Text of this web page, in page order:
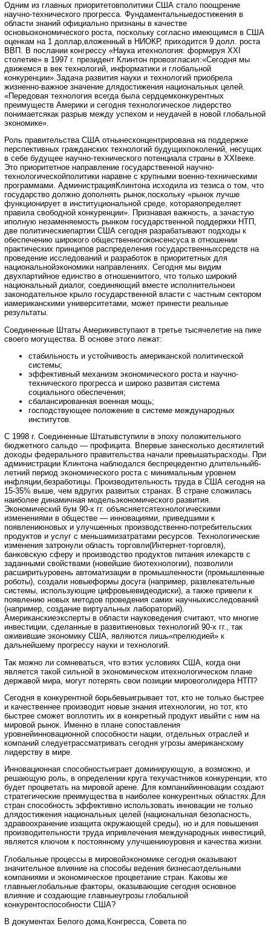
Одним из главных приоритетовполитики США стало поощрение
научно-технического прогресса. Фундаментальныедостижения в
области знаний официально признаны в качестве
основыэкономического роста, поскольку согласно имеющимся в США
оценкам на 1 доллар,вложенный в НИОКР, приходится 9 долл. роста
ВВП. В послании конгрессу «Наука итехнология: формируя ХХI
столетие» в 1997 г. президент Клинтон провозгласил:«Сегодня мы
движемся в век технологий, информатики и глобальной
конкуренции».Задача развития науки и технологий приобрела
жизненно-важное значение длядостижения национальных целей.
«Передовая технология всегда была сердцемконкурентных
преимуществ Америки и сегодня технологическое лидерство
понимаетсякак разрыв между успехом и неудачей в новой глобальной
экономике».
Роль правительства США отнынесконцентрирована на поддержке
перспективных гражданских технологий будущихпоколений, несущих
в себе будущее научно-технического потенциала страны в XXIвеке.
Это приоритетное направление государственной научно-
технологическойполитики наравне с крупными военно-техническими
программами. АдминистрацияКлинтона исходила из тезиса о том, что
государство должно дополнять рынок,поскольку «рынок лучше
функционирует в институциональной среде, котораяопределяет
правила свободной конкуренции». Признавая важность, а зачастую
иполную незаменяемость рынком государственной поддержки НТП,
две политическиепартии США сегодня разрабатывают подходы к
обеспечению широкого общественногоконсенсуса в отношении
практических принципов распределения государственныхсредств на
проведение исследований и разработок в приоритетных для
национальнойэкономики направлениях. Сегодня мы видим
двухпартийное единство в отношениитого, что только широкий
национальный диалог, соединяющий вместе исполнительноеи
законодательное крыло государственной власти с частным сектором
иамериканскими университетами, может принести реальные
результаты.
Соединенные Штаты Америкивступают в третье тысячелетие на пике
своего могущества. В основе этого лежат:
стабильность и устойчивость американской политической
системы;
эффективный механизм экономического роста и научно-
технического прогресса и широко развитая система
социального обеспечения;
сбалансированная военная мощь;
господствующее положение в системе международных
институтов.
С 1998 г. Соединенные Штатывступили в эпоху положительного
бюджетного сальдо — профицита. Впервые занесколько десятилетий
доходы федерального правительства начали превышатьрасходы. При
администрации Клинтона наблюдался беспрецедентно длительный6-
летний период экономического роста с минимальным уровнем
инфляции,безработицы. Производительность труда в США сегодня на
15-35% выше, чем вдругих развитых странах. В стране сложилась
наиболее динамичная модельэкономического развития.
Экономический бум 90-х гг. объясняетсятехнологическими
изменениями в обществе — инновациями, приведшими к
появлениюновых и улучшенных производственно-потребительских
продуктов и услуг с меньшимизатратами ресурсов. Технологические
изменения затронули область торговли(Интернет-торговля),
банковскую сферу и производство продуктов питания илекарств с
заданными свойствами (новейшие биотехнологии), позволили
расширитьуровень автоматизации в промышленности (промышленные
роботы), создали новыеформы досуга (например, развлекательные
системы, использующие цифровыевидеодиски), а также привели к
появлению новых методов проведения самих научныхисследований
(например, создание виртуальных лабораторий).
Американскиеэксперты в области науковедения считают, что многие
инвестиции, сделанные в развитиеновых технологий 90-х гг., так
оживившие экономику США, являются лишь«прелюдией» к
дальнейшему прогрессу науки и технологий.
Так можно ли сомневаться, что вэтих условиях США, когда они
является такой сильной в экономическом итехнологическом плане
державой мира, могут потерять свои позиции мировоголидера НТП?
Сегодня в конкурентной борьбевыигрывает тот, кто не только быстрее
и качественнее производит новые знания итехнологии, но тот, кто
быстрее сможет воплотить их в конкретный продукт ивыйти с ним на
мировой рынок. Именно в плане сопоставления
уровнейинновационной способности нации, отдельных отраслей и
компаний следуетрассматривать сегодня угрозы американскому
лидерству в мире.
Инновационная способностьиграет доминирующую, а возможно, и
решающую роль, в определении круга техучастников конкуренции, кто
будет процветать на мировой арене. Для компанийинновации создают
стратегические преимущества в наиболее конкурентных областях.Для
стран способность эффективно использовать инновации не только
длядостижения национальных целей (национальная безопасность,
здравоохранение изащита окружающей среды), но и для повышения
производительности труда ипривлечения международных инвестиций,
является ключом к постоянному улучшениюуровня и качества жизни.
Глобальные процессы в мировойэкономике сегодня оказывают
значительное влияние на способы ведения бизнесаотдельными
компаниями и экономическое процветание стран. Каковы же
главныеглобальные факторы, оказывающие сегодня основное
влияние и создающие главныеугрозы глобальной
конкурентоспособности США?
В документах Белого дома,Конгресса, Совета по